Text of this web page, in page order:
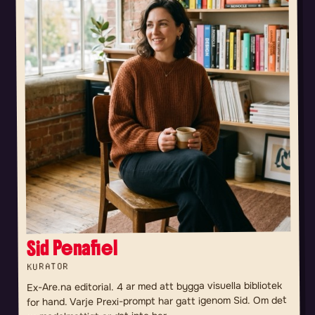
Sid Penafiel
KURATOR
Ex-Are.na editorial. 4 ar med att bygga visuella bibliotek
for hand. Varje Prexi-prompt har gatt igenom Sid. Om det